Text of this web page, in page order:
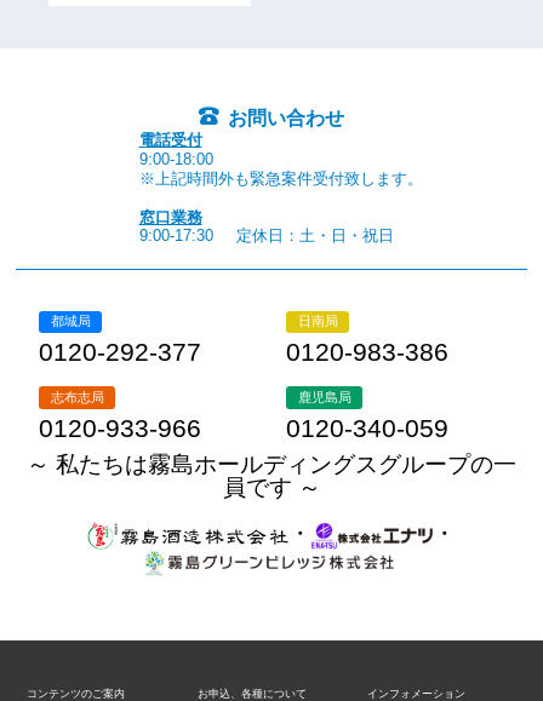
お問い合わせ
電話受付
9:00-18:00
※上記時間外も緊急案件受付致します。
窓口業務
9:00-17:30
定休日：土・日・祝日
都城局
0120-292-377
日南局
0120-983-386
志布志局
0120-933-966
鹿児島局
0120-340-059
～ 私たちは霧島ホールディングスグループの一
員です ～
・
・
コンテンツのご案内 お申込、各種について インフォメーション